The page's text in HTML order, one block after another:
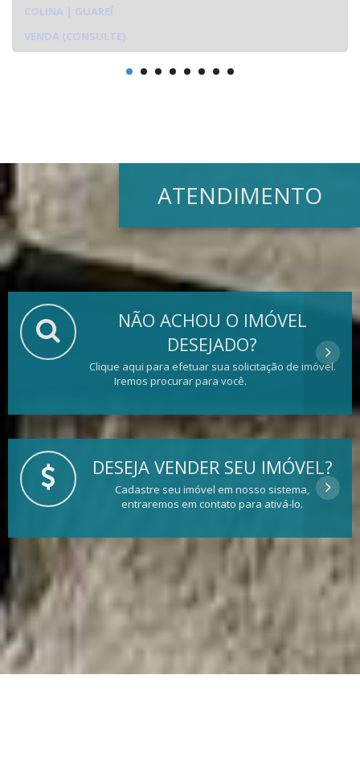
COLINA | GUAREÍ
VENDA (CONSULTE)
ATENDIMENTO
NÃO ACHOU O IMÓVEL
DESEJADO?
Clique aqui para efetuar sua solicitação de imóvel.
Iremos procurar para você.
DESEJA VENDER SEU IMÓVEL?
Cadastre seu imóvel em nosso sistema,
entraremos em contato para ativá-lo.